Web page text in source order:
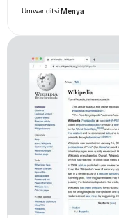
Umwanditsi:Menya